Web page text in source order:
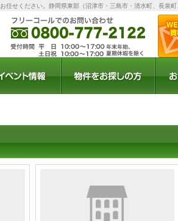
せください。静岡県東部（沼津市・三島市・清水町、長泉